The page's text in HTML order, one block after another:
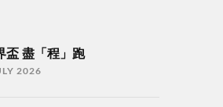
盃 盡「程」跑
2026